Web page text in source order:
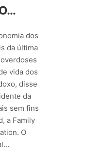
dos
da última
vida dos
disse
da
sem fins
a Family
O